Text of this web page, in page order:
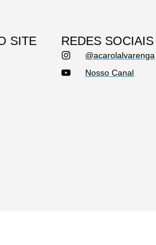
SITE REDES SOCIAIS
@acarolalvarenga
Nosso Canal